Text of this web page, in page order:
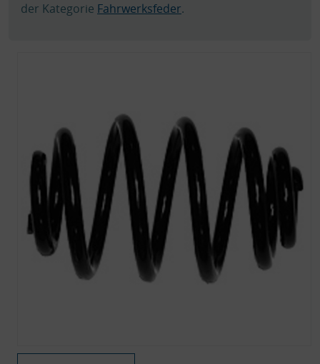
der Kategorie Fahrwerksfeder.